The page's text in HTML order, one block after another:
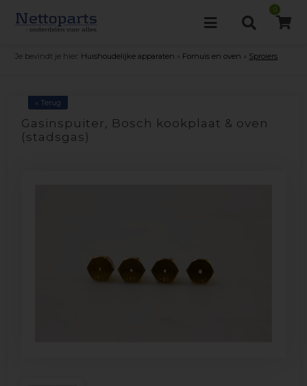
0
Je bevindt je hier: Huishoudelijke apparaten Fornuis en oven Sproiers
« Terug
Gasinspuiter, Bosch kookplaat & oven
(stadsgas)